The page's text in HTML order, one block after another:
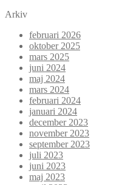
Arkiv
februari 2026
oktober 2025
mars 2025
juni 2024
maj 2024
mars 2024
februari 2024
januari 2024
december 2023
november 2023
september 2023
juli 2023
juni 2023
maj 2023